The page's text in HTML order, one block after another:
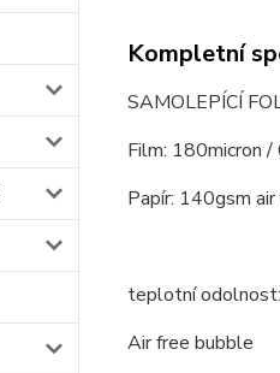
Kompletní
SAMOLEPÍCÍ
Film: 180micron /
Papír: 140gsm
teplotní
Air free bubble